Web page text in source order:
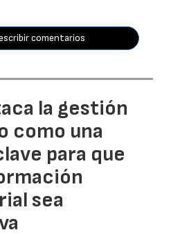
comentarios
la gestión
como una
para que
sea